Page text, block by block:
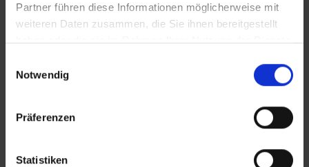
Partner führen diese Informationen möglicherweise mit
weiteren Daten zusammen, die Sie ihnen bereitgestellt
haben oder die sie im Rahmen Ihrer Nutzung der Dienste
Notwendig
Präferenzen
Statistiken
WeserBergland Immobilien
Portastraße 36
32457 Porta Westfalica
Tel.:0571 - 597 265 17
Web: www.wb-immobilien.de